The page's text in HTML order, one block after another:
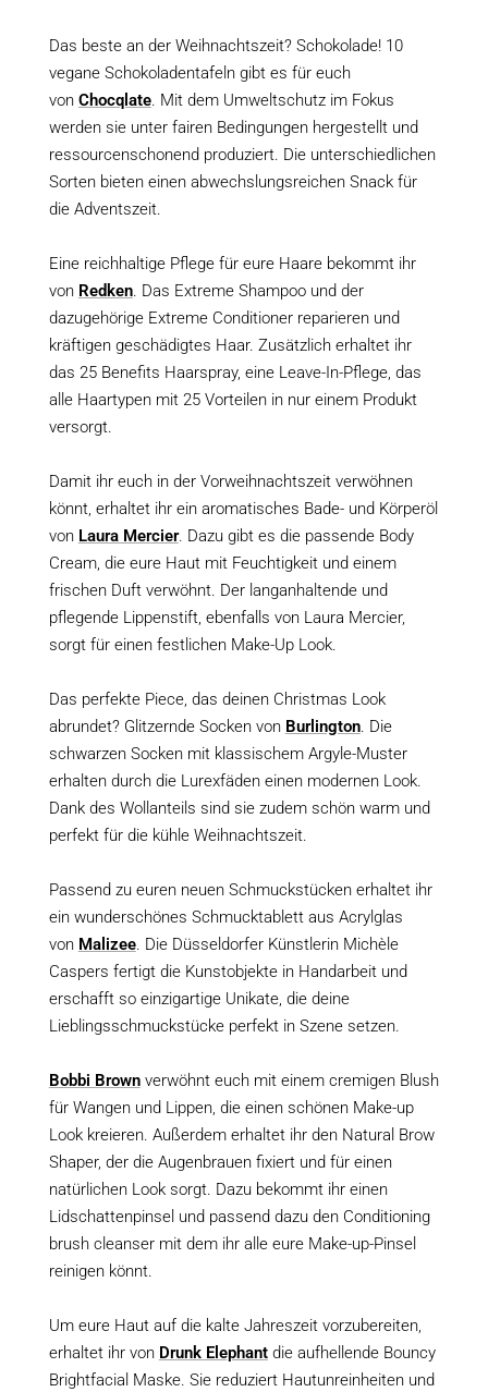
Das beste an der Weihnachtszeit? Schokolade! 10
vegane Schokoladentafeln gibt es für euch
von Chocqlate. Mit dem Umweltschutz im Fokus
werden sie unter fairen Bedingungen hergestellt und
ressourcenschonend produziert. Die unterschiedlichen
Sorten bieten einen abwechslungsreichen Snack für
die Adventszeit.
Eine reichhaltige Pflege für eure Haare bekommt ihr
von Redken. Das Extreme Shampoo und der
dazugehörige Extreme Conditioner reparieren und
kräftigen geschädigtes Haar. Zusätzlich erhaltet ihr
das 25 Benefits Haarspray, eine Leave-In-Pflege, das
alle Haartypen mit 25 Vorteilen in nur einem Produkt
versorgt.
Damit ihr euch in der Vorweihnachtszeit verwöhnen
könnt, erhaltet ihr ein aromatisches Bade- und Körperöl
von Laura Mercier. Dazu gibt es die passende Body
Cream, die eure Haut mit Feuchtigkeit und einem
frischen Duft verwöhnt. Der langanhaltende und
pflegende Lippenstift, ebenfalls von Laura Mercier,
sorgt für einen festlichen Make-Up Look.
Das perfekte Piece, das deinen Christmas Look
abrundet? Glitzernde Socken von Burlington. Die
schwarzen Socken mit klassischem Argyle-Muster
erhalten durch die Lurexfäden einen modernen Look.
Dank des Wollanteils sind sie zudem schön warm und
perfekt für die kühle Weihnachtszeit.
Passend zu euren neuen Schmuckstücken erhaltet ihr
ein wunderschönes Schmucktablett aus Acrylglas
von Malizee. Die Düsseldorfer Künstlerin Michèle
Caspers fertigt die Kunstobjekte in Handarbeit und
erschafft so einzigartige Unikate, die deine
Lieblingsschmuckstücke perfekt in Szene setzen.
Bobbi Brownverwöhnt euch mit einem cremigen Blush
für Wangen und Lippen, die einen schönen Make-up
Look kreieren. Außerdem erhaltet ihr den Natural Brow
Shaper, der die Augenbrauen fixiert und für einen
natürlichen Look sorgt. Dazu bekommt ihr einen
Lidschattenpinsel und passend dazu den Conditioning
brush cleanser mit dem ihr alle eure Make-up-Pinsel
reinigen könnt.
Um eure Haut auf die kalte Jahreszeit vorzubereiten,
erhaltet ihr von Drunk Elephantdie aufhellende Bouncy
Brightfacial Maske. Sie reduziert Hautunreinheiten und